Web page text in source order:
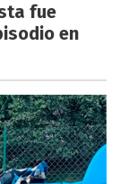
fue
en